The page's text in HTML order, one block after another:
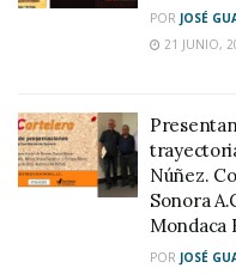
POR JOSÉ
21 JUNIO,
Núñez.
Sonora
Mondaca
POR JOSÉ